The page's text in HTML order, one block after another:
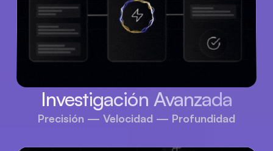
Investigación Avanzada
Precisión — Velocidad — Profundidad